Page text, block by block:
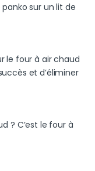
sur un lit de
le four à air chaud
et d’éliminer
? C’est le four à